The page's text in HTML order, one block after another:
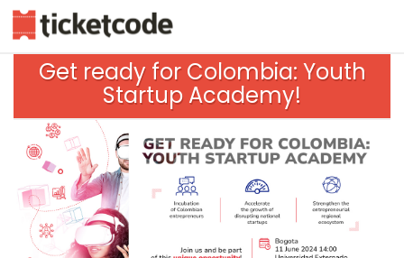
Get ready for Colombia: Youth
Startup Academy!